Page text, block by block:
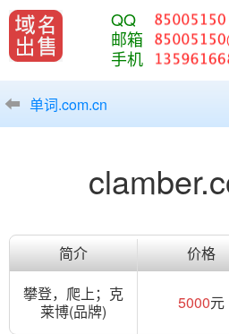
QQ
邮箱
手机
单词.com.cn
简介 价格
攀登，爬上；克
莱博(品牌)
5000元